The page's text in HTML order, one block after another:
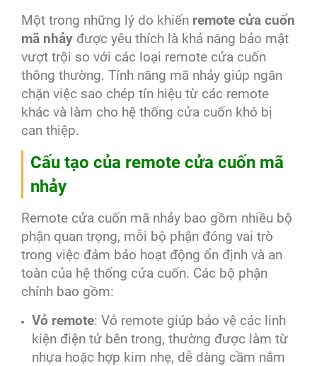
Một trong những lý do khiến remote cửa cuốn
mã nhảy được yêu thích là khả năng bảo mật
vượt trội so với các loại remote cửa cuốn
thông thường. Tính năng mã nhảy giúp ngăn
chặn việc sao chép tín hiệu từ các remote
khác và làm cho hệ thống cửa cuốn khó bị
can thiệp.
Cấu tạo của remote cửa cuốn mã
nhảy
Remote cửa cuốn mã nhảy bao gồm nhiều bộ
phận quan trọng, mỗi bộ phận đóng vai trò
trong việc đảm bảo hoạt động ổn định và an
toàn của hệ thống cửa cuốn. Các bộ phận
chính bao gồm:
Vỏ remote: Vỏ remote giúp bảo vệ các linh
kiện điện tử bên trong, thường được làm từ
nhựa hoặc hợp kim nhẹ, dễ dàng cầm nắm